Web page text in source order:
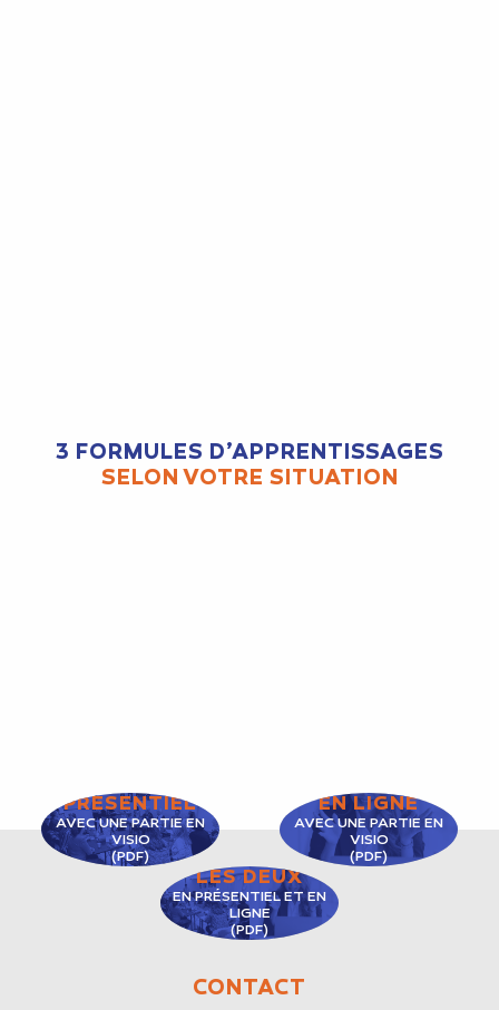
3 FORMULES D’APPRENTISSAGES
SELON VOTRE SITUATION
PRÉSENTIEL
AVEC UNE PARTIE EN
VISIO
(PDF)
EN LIGNE
AVEC UNE PARTIE EN
VISIO
(PDF)
LES DEUX
EN PRÉSENTIEL ET EN
LIGNE
(PDF)
CONTACT